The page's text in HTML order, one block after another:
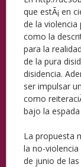
que estÃ¡ en
de la
como la
para la
de la pura
disidencia.
ser impulsar
como
bajo la
La propuesta
la no-
de junio de